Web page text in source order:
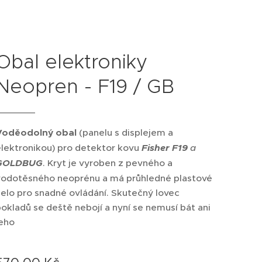
elektroniky
- F19 / GB
obal (panelu s displejem a
pro detektor kovu Fisher F19 a
. Kryt je vyroben z pevného a
neoprénu a má průhledné plastové
pro snadné ovládání. Skutečný lovec
se deště nebojí a nyní se nemusí bát ani